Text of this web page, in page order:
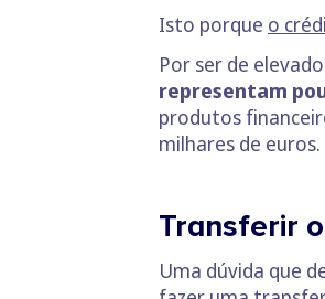
Isto porque o
Por ser de
representam
produtos
milhares de euros.
Transferir
Uma dúvida que